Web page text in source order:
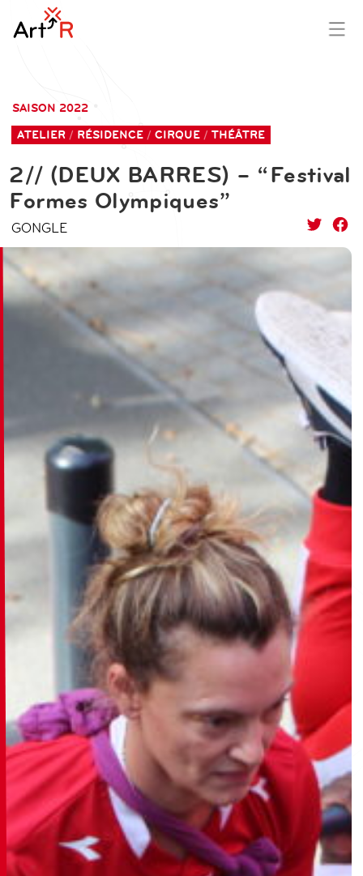
contenu
SAISON 2022
ATELIER RÉSIDENCE CIRQUE THÉÂTRE
2// (DEUX BARRES) – “Festival
Formes Olympiques”
GONGLE